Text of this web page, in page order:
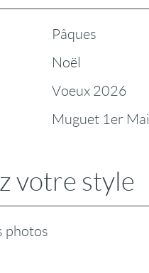
Pâques
Noël
Voeux 2026
Muguet 1er Mai
votre style
photos